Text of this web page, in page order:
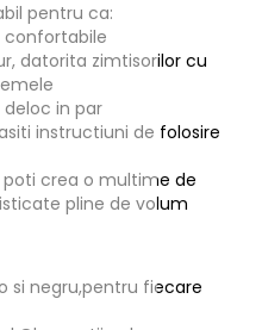
pentru ca:
confortabile
datorita zimtisorilor cu
in par
instructiuni de folosire
crea o multime de
pline de volum
si negru,pentru fiecare